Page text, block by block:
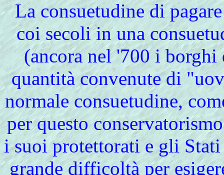
La consuetudine di
coi secoli in una
(ancora nel '700 i borghi
quantità convenute di
normale consuetudine,
per questo
i suoi protettorati e gli
grande difficoltà per